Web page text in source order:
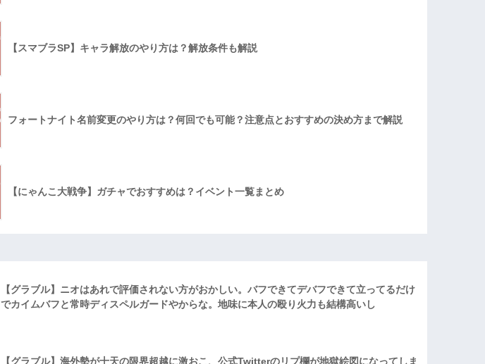
【スマブラSP】キャラ解放のやり方は？解放条件も解説
フォートナイト名前変更のやり方は？何回でも可能？注意点とおすすめの決め方まで解説
【にゃんこ大戦争】ガチャでおすすめは？イベント一覧まとめ
【グラブル】ニオはあれで評価されない方がおかしい。バフできてデバフできて立ってるだけ
でカイムバフと常時ディスペルガードやからな。地味に本人の殴り火力も結構高いし
【グラブル】海外勢が十天の限界超越に激おこ、公式Twitterのリプ欄が地獄絵図になってしま